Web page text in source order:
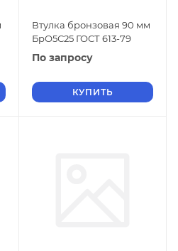
Втулка бронзовая 90 мм
БрО5С25 ГОСТ 613-79
По запросу
КУПИТЬ